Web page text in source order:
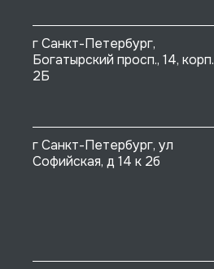
г Санкт-Петербург,
Богатырский просп., 14, корп.
2Б
г Санкт-Петербург, ул
Софийская, д 14 к 2б